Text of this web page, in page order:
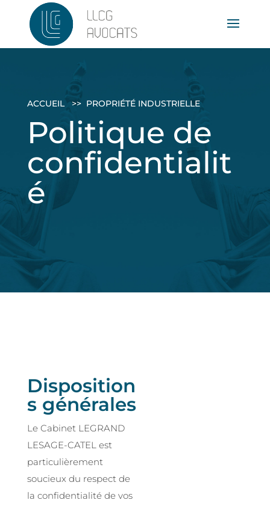
ACCUEIL>> PROPRIÉTÉ INDUSTRIELLE
Politique de
confidentialit
é
Disposition
s générales
Le Cabinet LEGRAND
LESAGE-CATEL est
particulièrement
soucieux du respect de
la confidentialité de vos